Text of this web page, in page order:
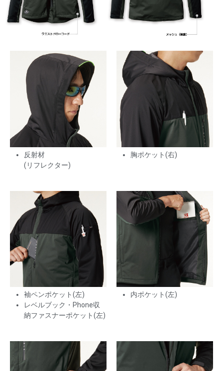
反射材
(リフレクター)
胸ポケット(右)
袖ペンポケット(左)
レベルブック・Phone収
納ファスナーポケット(左)
内ポケット(左)